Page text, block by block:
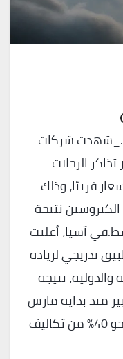
شركات
الرحلات
قريبًا، وذلك
الكيروسين نتيجة
آسيا، أعلنت
تدريجي لزيادة
نتيجة
منذ بداية مارس
2026″، موضحة أن الوقود يمثل نحو 40% من تكاليف